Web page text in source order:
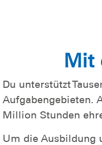
Mit
Du unterstützt
Aufgabengebieten.
Million Stunden
Um die Ausbildung